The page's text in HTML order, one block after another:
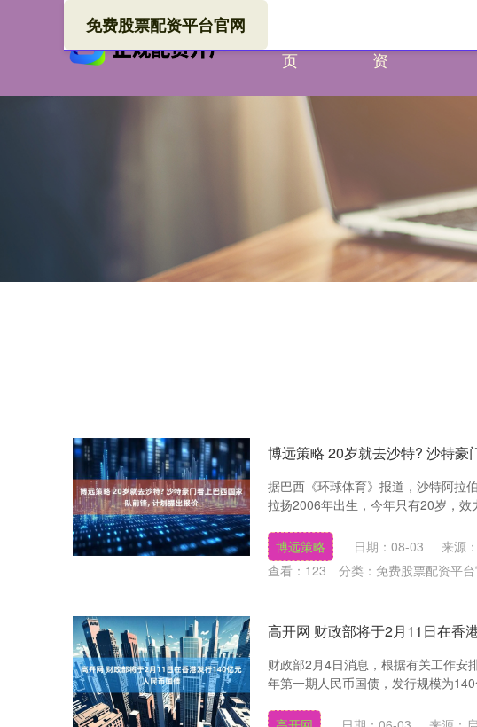
页
资
免费股票配资平台官网
博远策略 20岁就去沙特? 沙特豪
据巴西《环球体育》报道，沙特阿拉
拉扬2006年出生，今年只有20岁，
博远策略 日期：08-03
来源
查看： 123 分类： 免费股票配资平
高开网 财政部将于2月11日在香
财政部2月4日消息，根据有关工作安
年第一期人民币国债，发行规模为